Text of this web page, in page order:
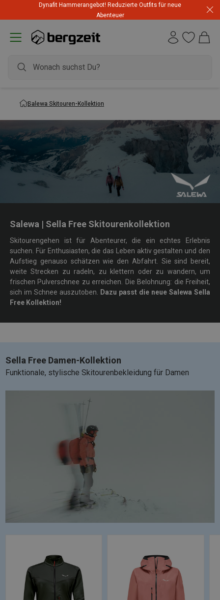
Dynafit Hammerangebot! Reduzierte Outfits für neue
Abenteuer
Salewa Skitouren-Kollektion
Salewa | Sella Free Skitourenkollektion
Skitourengehen ist für Abenteurer, die ein echtes Erlebnis
suchen. Für Enthusiasten, die das Leben aktiv gestalten und den
Aufstieg genauso schätzen wie den Abfahrt. Sie sind bereit,
weite Strecken zu radeln, zu klettern oder zu wandern, um
frischen Pulverschnee zu erreichen. Die Belohnung: die Freiheit,
sich im Schnee auszutoben. Dazu passt die neue Salewa Sella
Free Kollektion!
Sella Free Damen-Kollektion
Funktionale, stylische Skitourenbekleidung für Damen